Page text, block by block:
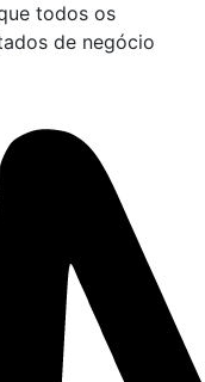
todos os
de negócio